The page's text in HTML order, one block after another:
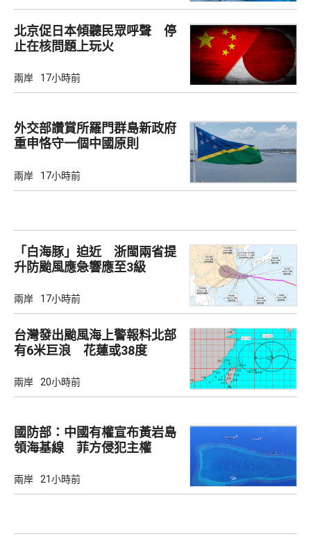
北京促日本傾聽民眾呼聲 停
止在核問題上玩火
兩岸 17小時前
外交部讚賞所羅門群島新政府
重申恪守一個中國原則
兩岸 17小時前
「白海豚」迫近 浙閩兩省提
升防颱風應急響應至3級
兩岸 17小時前
台灣發出颱風海上警報料北部
有6米巨浪 花蓮或38度
兩岸 20小時前
國防部：中國有權宣布黃岩島
領海基線 菲方侵犯主權
兩岸 21小時前